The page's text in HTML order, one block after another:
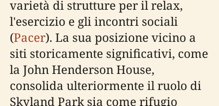
varietà di strutture per il relax,
l'esercizio e gli incontri sociali
(Pacer). La sua posizione vicino a
siti storicamente significativi, come
la John Henderson House,
consolida ulteriormente il ruolo di
Skyland Park sia come rifugio